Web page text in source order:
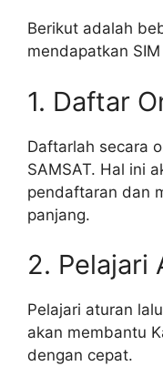
Berikut adalah
mendapatkan
1. Daftar
Daftarlah secara
SAMSAT. Hal ini
pendaftaran dan
panjang.
2. Pelajari
Pelajari aturan
akan membantu
dengan cepat.